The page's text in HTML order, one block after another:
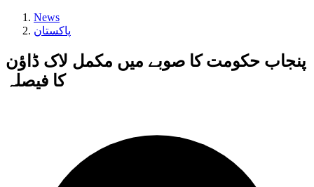
News
پاکستان
پنجاب حکومت کا صوبے میں مکمل لاک ڈاؤن
کا فیصلہ